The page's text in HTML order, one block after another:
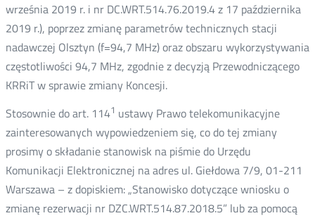
września 2019 r. i nr DC.WRT.514.76.2019.4 z 17 października
2019 r.), poprzez zmianę parametrów technicznych stacji
nadawczej Olsztyn (f=94,7 MHz) oraz obszaru wykorzystywania
częstotliwości 94,7 MHz, zgodnie z decyzją Przewodniczącego
KRRiT w sprawie zmiany Koncesji.
Stosownie do art. 1141 ustawy Prawo telekomunikacyjne
zainteresowanych wypowiedzeniem się, co do tej zmiany
prosimy o składanie stanowisk na piśmie do Urzędu
Komunikacji Elektronicznej na adres ul. Giełdowa 7/9, 01-211
Warszawa – z dopiskiem: „Stanowisko dotyczące wniosku o
zmianę rezerwacji nr DZC.WRT.514.87.2018.5” lub za pomocą